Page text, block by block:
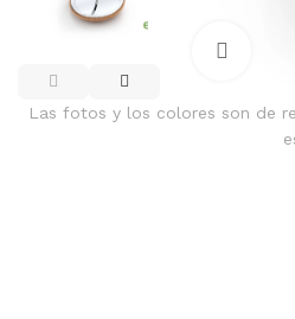
Las fotos y los colores son de